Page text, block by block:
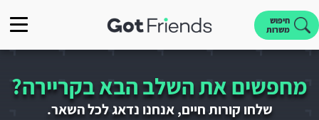
חיפוש
משרות
מחפשים את השלב הבא בקריירה?
שלחו קורות חיים, אנחנו נדאג לכל השאר.